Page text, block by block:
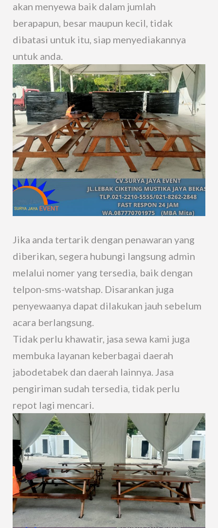
akan menyewa baik dalam jumlah
berapapun, besar maupun kecil, tidak
dibatasi untuk itu, siap menyediakannya
untuk anda.
Jika anda tertarik dengan penawaran yang
diberikan, segera hubungi langsung admin
melalui nomer yang tersedia, baik dengan
telpon-sms-watshap. Disarankan juga
penyewaanya dapat dilakukan jauh sebelum
acara berlangsung.
Tidak perlu khawatir, jasa sewa kami juga
membuka layanan keberbagai daerah
jabodetabek dan daerah lainnya. Jasa
pengiriman sudah tersedia, tidak perlu
repot lagi mencari.